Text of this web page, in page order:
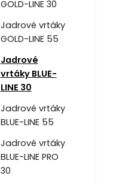
GOLD-LINE 30
Jadrové vrtáky
GOLD-LINE 55
Jadrové
vrtáky BLUE-
LINE 30
Jadrové vrtáky
BLUE-LINE 55
Jadrové vrtáky
BLUE-LINE PRO
30